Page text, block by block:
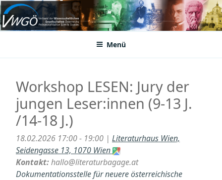
Zum
Inhalt
springenVWGÖ
Federation of Austrian Scientific Societies
Menü
Workshop LESEN: Jury der
jungen Leser:innen (9-13 J.
/14-18 J.)
18.02.2026 17:00 - 19:00 | Literaturhaus Wien,
Seidengasse 13, 1070 Wien
Kontakt:hallo@literaturbagage.at
Dokumentationsstelle für neuere österreichische